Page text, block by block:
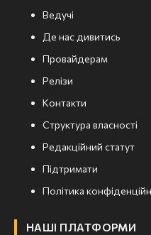
Ведучі
Де нас дивитись
Провайдерам
Релізи
Контакти
Структура власності
Редакційний статут
Підтримати
Політика
НАШІ ПЛАТФОРМИ